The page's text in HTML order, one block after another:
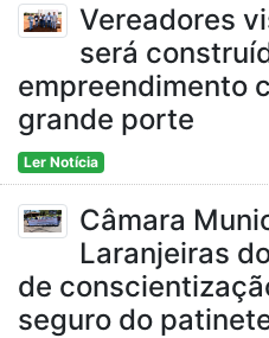
Vereadores
será
empreendimento
grande porte
Ler Notícia
Câmara
Laranjeiras
de
seguro do